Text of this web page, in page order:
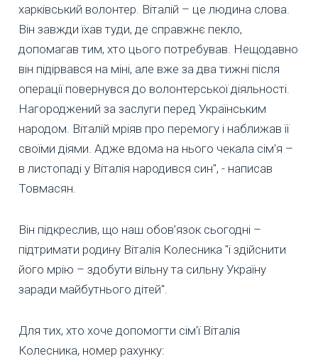
харківський волонтер. Віталій – це людина слова.
Він завжди їхав туди, де справжнє пекло,
допомагав тим, хто цього потребував. Нещодавно
він підірвався на міні, але вже за два тижні після
операції повернувся до волонтерської діяльності.
Нагороджений за заслуги перед Українським
народом. Віталій мріяв про перемогу і наближав її
своїми діями. Адже вдома на нього чекала сім'я –
в листопаді у Віталія народився син", - написав
Товмасян.
Він підкреслив, що наш обов’язок сьогодні –
підтримати родину Віталія Колесника "і здійснити
його мрію – здобути вільну та сильну Україну
заради майбутнього дітей".
Для тих, хто хоче допомогти сім'ї Віталія
Колесника, номер рахунку: